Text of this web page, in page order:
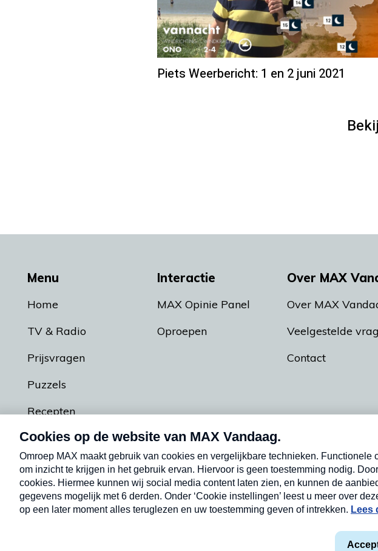
Piets Weerbericht: 1 en 2 juni 2021
Menu
Home
TV & Radio
Prijsvragen
Puzzels
Recepten
Podcasts
Interactie
MAX Opinie Panel
Oproepen
Over MAX
Over MAX
Veelgestelde
Contact